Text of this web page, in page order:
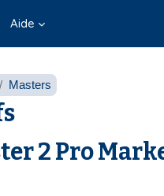
Aide
Masters
2 Pro